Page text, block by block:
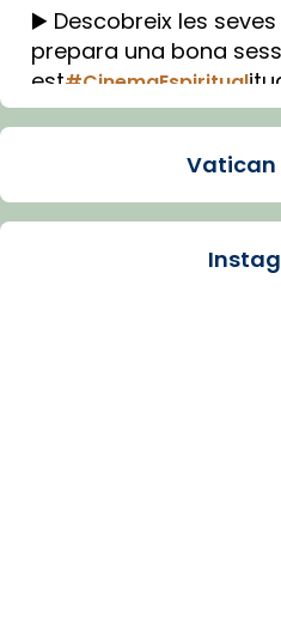
▶️ Descobreix les
prepara una bona
est#CinemaEspiritual
Imatge: Generada
Arquebisbat de
Vatican